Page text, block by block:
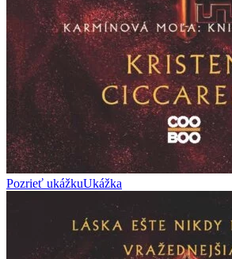
Pozrieť ukážkuUkážka